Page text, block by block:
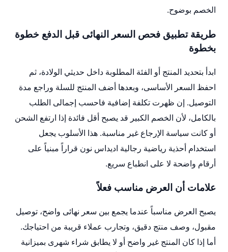
الخصم بوضوح.
طريقة تطبيق فحص السعر النهائى قبل الدفع خطوة
بخطوة
ابدأ بتحديد المنتج أو الفئة المطلوبة داخل حديثي الولادة، ثم
احفظ السعر الأساسى، وبعدها أضف المنتج للسلة وراجع مدة
التوصيل. إن ظهرت تكلفة إضافية فاحسب إجمالى الطلب
بالكامل، لأن الخصم الكبير قد يصبح أقل فائدة إذا ارتفع الشحن
أو كانت سياسة الإرجاع غير مناسبة. هذا الأسلوب يجعل
استخدام أحذية رياضية رجالية اديداس نون قراراً مبنياً على
أرقام واضحة لا على انطباع سريع.
علامات أن العرض مناسب فعلاً
يصبح العرض مناسباً عندما يجمع بين سعر نهائى واضح، توصيل
مقبول، وصف منتج دقيق، وتجارب عملاء قريبة من احتياجك.
أما إذا كان المنتج غير واضح أو لا يطابق شراء شهرى بميزانية